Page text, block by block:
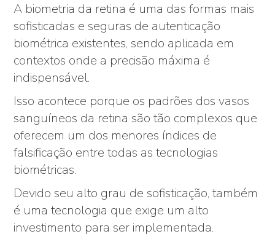
A biometria da retina é uma das formas mais
sofisticadas e seguras de autenticação
biométrica existentes, sendo aplicada em
contextos onde a precisão máxima é
indispensável.
Isso acontece porque os padrões dos vasos
sanguíneos da retina são tão complexos que
oferecem um dos menores índices de
falsificação entre todas as tecnologias
biométricas.
Devido seu alto grau de sofisticação, também
é uma tecnologia que exige um alto
investimento para ser implementada.